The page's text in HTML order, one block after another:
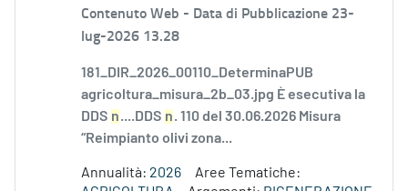
Contenuto Web - Data di Pubblicazione 23-
lug-2026 13.28
181_DIR_2026_00110_DeterminaPUB
agricoltura_misura_2b_03.jpg È esecutiva la
DDS n....DDS n. 110 del 30.06.2026 Misura
“Reimpianto olivi zona...
Annualità: 2026
Aree Tematiche: